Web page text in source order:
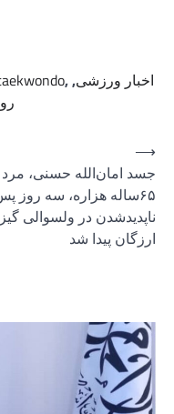
, اخبار ورزشی,
جسد امان‌الله حسنی، مرد
۶۵ساله هزاره، سه روز
ناپدیدشدن در ولسوالی
ارزگان پیدا شد
⟶